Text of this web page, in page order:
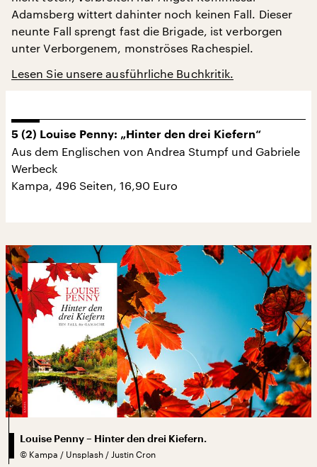
Adamsberg wittert dahinter noch keinen Fall. Dieser
neunte Fall sprengt fast die Brigade, ist verborgen
unter Verborgenem, monströses Rachespiel.
Lesen Sie unsere ausführliche Buchkritik.
5 (2) Louise Penny: „Hinter den drei Kiefern“
Aus dem Englischen von Andrea Stumpf und Gabriele
Werbeck
Kampa, 496 Seiten, 16,90 Euro
Louise Penny – Hinter den drei Kiefern.
© Kampa / Unsplash / Justin Cron